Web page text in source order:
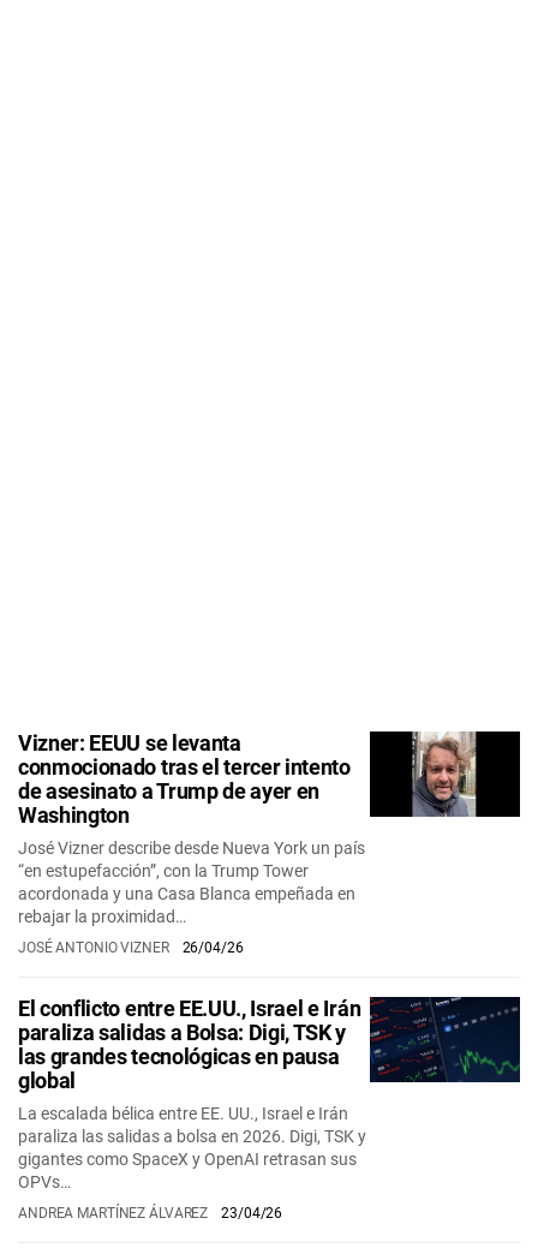
Vizner: EEUU se levanta
conmocionado tras el tercer intento
de asesinato a Trump de ayer en
Washington
José Vizner describe desde Nueva York un país
“en estupefacción”, con la Trump Tower
acordonada y una Casa Blanca empeñada en
rebajar la proximidad…
JOSÉ ANTONIO VIZNER 26/04/26
El conflicto entre EE.UU., Israel e Irán
paraliza salidas a Bolsa: Digi, TSK y
las grandes tecnológicas en pausa
global
La escalada bélica entre EE. UU., Israel e Irán
paraliza las salidas a bolsa en 2026. Digi, TSK y
gigantes como SpaceX y OpenAI retrasan sus
OPVs…
ANDREA MARTÍNEZ ÁLVAREZ 23/04/26